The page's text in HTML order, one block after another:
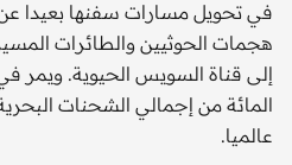
في تحويل مسارات سفنها بعيدا
هجمات الحوثيين والطائرات
المائة من إجمالي الشحنات
عالميا.